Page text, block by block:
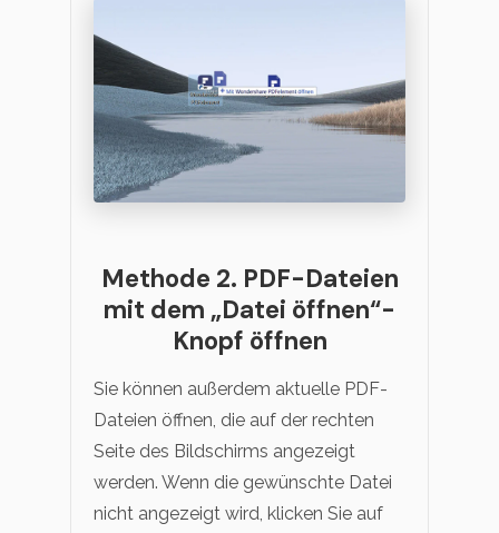
Methode 2. PDF-Dateien
mit dem „Datei öffnen“-
Knopf öffnen
Sie können außerdem aktuelle PDF-
Dateien öffnen, die auf der rechten
Seite des Bildschirms angezeigt
werden. Wenn die gewünschte Datei
nicht angezeigt wird, klicken Sie auf